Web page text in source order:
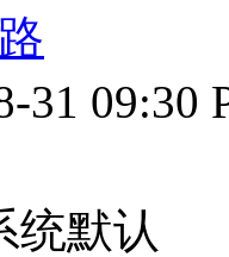
31 09:30
统默认